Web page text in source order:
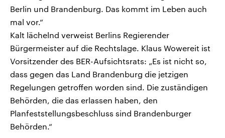
Berlin und Brandenburg. Das kommt im Leben auch
mal vor.“
Kalt lächelnd verweist Berlins Regierender
Bürgermeister auf die Rechtslage. Klaus Wowereit ist
Vorsitzender des BER-Aufsichtsrats: „Es ist nicht so,
dass gegen das Land Brandenburg die jetzigen
Regelungen getroffen worden sind. Die zuständigen
Behörden, die das erlassen haben, den
Planfeststellungsbeschluss sind Brandenburger
Behörden.“